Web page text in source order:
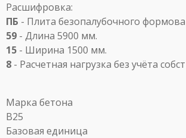
Расшифровка:
ПБ - Плита безопалубочного
59 - Длина 5900 мм.
15 - Ширина 1500 мм.
8 - Расчетная нагрузка без учёта
Марка бетона
B25
Базовая единица